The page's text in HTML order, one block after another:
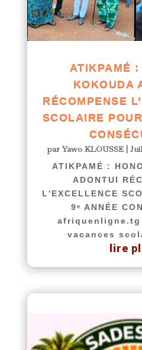
ATIKPAMÉ :
KOKOUDA
RÉCOMPENSE
SCOLAIRE
parYawo KLOUSSE |
ATIKPAMÉ :
ADONTUI
L'EXCELLENCE
9ᵉ ANNÉE
afriquenligne.tg
vacances
lire